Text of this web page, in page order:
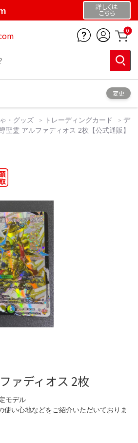
詳しくは
こちら
0
変更
・グッズ トレーディングカード
デ
聖霊 アルファディオス 2枚【公式通販】
ァディオス 2枚
モデル
使い心地などをご紹介いただいておりま